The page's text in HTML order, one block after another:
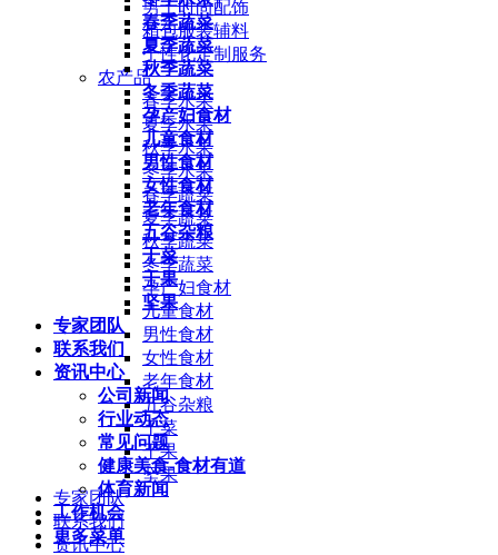
春季蔬菜
夏季蔬菜
秋季蔬菜
冬季蔬菜
孕产妇食材
儿童食材
男性食材
女性食材
老年食材
五谷杂粮
干菜
干果
坚果
专家团队
联系我们
资讯中心
公司新闻
行业动态
常见问题
健康美食-食材有道
体育新闻
工作机会
更多菜单
男士时尚配饰
箱包服装辅料
个性化定制服务
农产品
春季水果
夏季水果
秋季水果
冬季水果
春季蔬菜
夏季蔬菜
秋季蔬菜
冬季蔬菜
孕产妇食材
儿童食材
男性食材
女性食材
老年食材
五谷杂粮
干菜
干果
坚果
专家团队
联系我们
资讯中心